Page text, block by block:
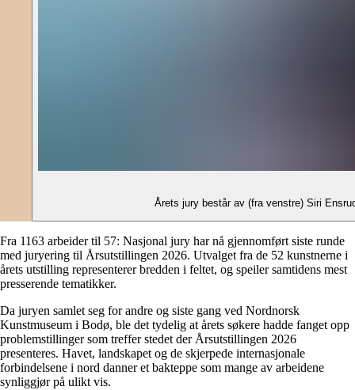
Årets jury består av (fra venstre) Siri
Fra 1163 arbeider til 57: Nasjonal jury har nå gjennomført siste runde
med juryering til Årsutstillingen 2026. Utvalget fra de 52 kunstnerne i
årets utstilling representerer bredden i feltet, og speiler samtidens mest
presserende tematikker.
Da juryen samlet seg for andre og siste gang ved Nordnorsk
Kunstmuseum i Bodø, ble det tydelig at årets søkere hadde fanget opp
problemstillinger som treffer stedet der Årsutstillingen 2026
presenteres. Havet, landskapet og de skjerpede internasjonale
forbindelsene i nord danner et bakteppe som mange av arbeidene
synliggjør på ulikt vis.